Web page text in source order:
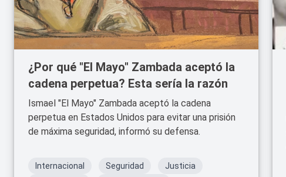
¿Por qué "El Mayo" Zambada aceptó la
cadena perpetua? Esta sería la razón
Ismael "El Mayo" Zambada aceptó la cadena
perpetua en Estados Unidos para evitar una prisión
de máxima seguridad, informó su defensa.
Internacional Seguridad
Justicia